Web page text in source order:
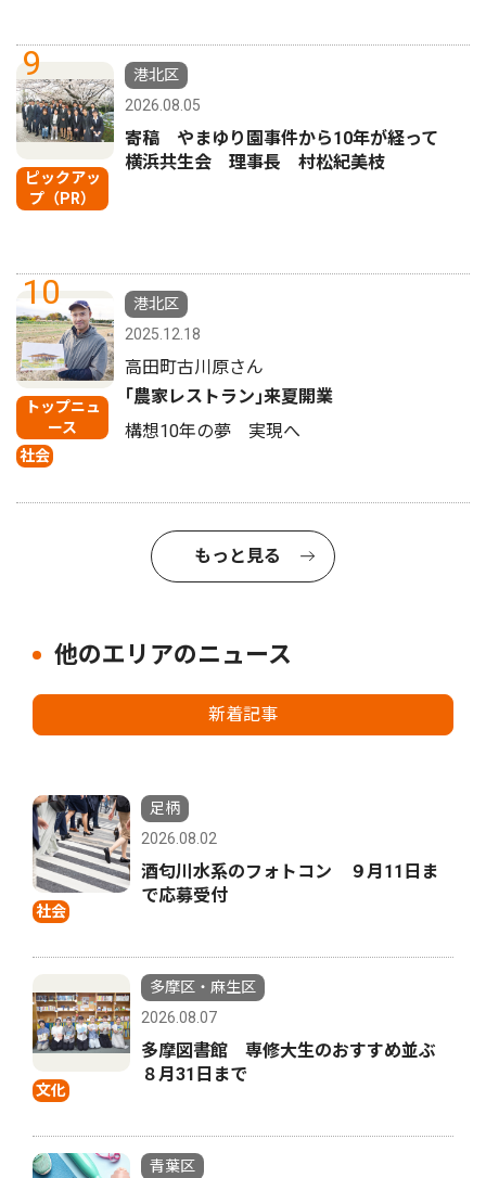
9
ピックアッ
プ（PR）
港北区
2026.08.05
寄稿 やまゆり園事件から10年が経って
横浜共生会 理事長 村松紀美枝
10
トップニュ
ース
社会
港北区
2025.12.18
高田町古川原さん
｢農家レストラン｣来夏開業
構想10年の夢 実現へ
もっと見る
他のエリアのニュース
新着記事
社会
足柄
2026.08.02
酒匂川水系のフォトコン ９月11日ま
で応募受付
文化
多摩区・麻生区
2026.08.07
多摩図書館 専修大生のおすすめ並ぶ
８月31日まで
青葉区